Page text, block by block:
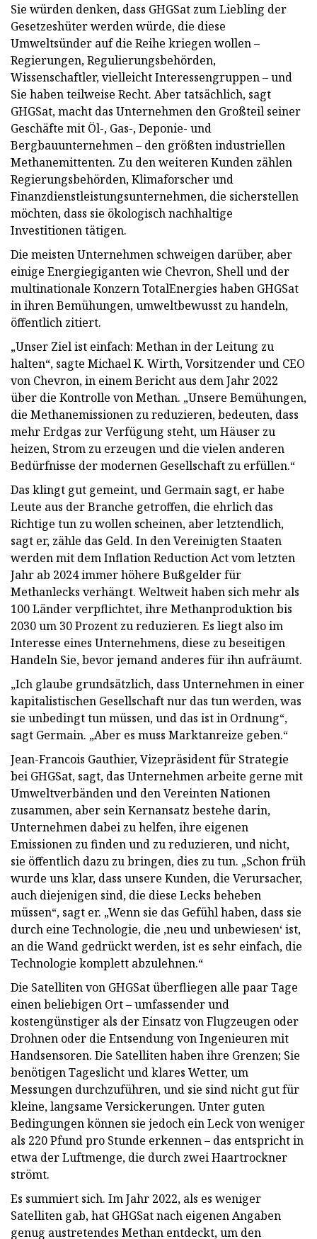
Sie würden denken, dass GHGSat zum Liebling der
Gesetzeshüter werden würde, die diese
Umweltsünder auf die Reihe kriegen wollen –
Regierungen, Regulierungsbehörden,
Wissenschaftler, vielleicht Interessengruppen – und
Sie haben teilweise Recht. Aber tatsächlich, sagt
GHGSat, macht das Unternehmen den Großteil seiner
Geschäfte mit Öl-, Gas-, Deponie- und
Bergbauunternehmen – den größten industriellen
Methanemittenten. Zu den weiteren Kunden zählen
Regierungsbehörden, Klimaforscher und
Finanzdienstleistungsunternehmen, die sicherstellen
möchten, dass sie ökologisch nachhaltige
Investitionen tätigen.
Die meisten Unternehmen schweigen darüber, aber
einige Energiegiganten wie Chevron, Shell und der
multinationale Konzern TotalEnergies haben GHGSat
in ihren Bemühungen, umweltbewusst zu handeln,
öffentlich zitiert.
„Unser Ziel ist einfach: Methan in der Leitung zu
halten“, sagte Michael K. Wirth, Vorsitzender und CEO
von Chevron, in einem Bericht aus dem Jahr 2022
über die Kontrolle von Methan. „Unsere Bemühungen,
die Methanemissionen zu reduzieren, bedeuten, dass
mehr Erdgas zur Verfügung steht, um Häuser zu
heizen, Strom zu erzeugen und die vielen anderen
Bedürfnisse der modernen Gesellschaft zu erfüllen.“
Das klingt gut gemeint, und Germain sagt, er habe
Leute aus der Branche getroffen, die ehrlich das
Richtige tun zu wollen scheinen, aber letztendlich,
sagt er, zähle das Geld. In den Vereinigten Staaten
werden mit dem Inflation Reduction Act vom letzten
Jahr ab 2024 immer höhere Bußgelder für
Methanlecks verhängt. Weltweit haben sich mehr als
100 Länder verpflichtet, ihre Methanproduktion bis
2030 um 30 Prozent zu reduzieren. Es liegt also im
Interesse eines Unternehmens, diese zu beseitigen
Handeln Sie, bevor jemand anderes für ihn aufräumt.
„Ich glaube grundsätzlich, dass Unternehmen in einer
kapitalistischen Gesellschaft nur das tun werden, was
sie unbedingt tun müssen, und das ist in Ordnung“,
sagt Germain. „Aber es muss Marktanreize geben.“
Jean-Francois Gauthier, Vizepräsident für Strategie
bei GHGSat, sagt, das Unternehmen arbeite gerne mit
Umweltverbänden und den Vereinten Nationen
zusammen, aber sein Kernansatz bestehe darin,
Unternehmen dabei zu helfen, ihre eigenen
Emissionen zu finden und zu reduzieren, und nicht,
sie öffentlich dazu zu bringen, dies zu tun. „Schon früh
wurde uns klar, dass unsere Kunden, die Verursacher,
auch diejenigen sind, die diese Lecks beheben
müssen“, sagt er. „Wenn sie das Gefühl haben, dass sie
durch eine Technologie, die ‚neu und unbewiesen‘ ist,
an die Wand gedrückt werden, ist es sehr einfach, die
Technologie komplett abzulehnen.“
Die Satelliten von GHGSat überfliegen alle paar Tage
einen beliebigen Ort – umfassender und
kostengünstiger als der Einsatz von Flugzeugen oder
Drohnen oder die Entsendung von Ingenieuren mit
Handsensoren. Die Satelliten haben ihre Grenzen; Sie
benötigen Tageslicht und klares Wetter, um
Messungen durchzuführen, und sie sind nicht gut für
kleine, langsame Versickerungen. Unter guten
Bedingungen können sie jedoch ein Leck von weniger
als 220 Pfund pro Stunde erkennen – das entspricht in
etwa der Luftmenge, die durch zwei Haartrockner
strömt.
Es summiert sich. Im Jahr 2022, als es weniger
Satelliten gab, hat GHGSat nach eigenen Angaben
genug austretendes Methan entdeckt, um den